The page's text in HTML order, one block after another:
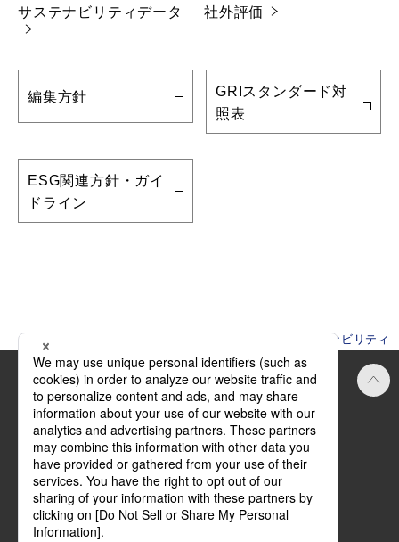
サステナビリティデータ 社外評価
編集方針
GRIスタンダード対
照表
ESG関連方針・ガイ
ドライン
サステナビリティ
Official SNS
ご利用にあたって
方針・規約